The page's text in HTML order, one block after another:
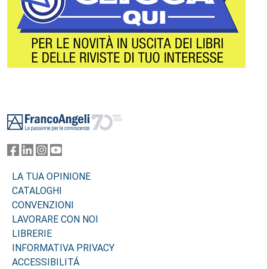
LA TUA OPINIONE
CATALOGHI
CONVENZIONI
LAVORARE CON NOI
LIBRERIE
INFORMATIVA PRIVACY
ACCESSIBILITÁ